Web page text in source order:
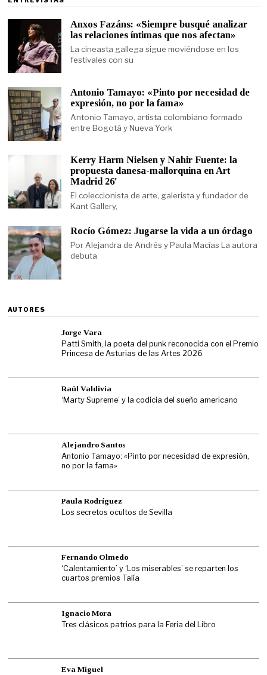
Anxos Fazáns: «Siempre busqué analizar
las relaciones íntimas que nos afectan»
La cineasta gallega sigue moviéndose en los
festivales con su
Antonio Tamayo: «Pinto por necesidad de
expresión, no por la fama»
Antonio Tamayo, artista colombiano formado
entre Bogotá y Nueva York
Kerry Harm Nielsen y Nahir Fuente: la
propuesta danesa-mallorquina en Art
Madrid 26′
El coleccionista de arte, galerista y fundador de
Kant Gallery,
Rocío Gómez: Jugarse la vida a un órdago
Por Alejandra de Andrés y Paula Macías La autora
debuta
AUTORES
Jorge Vara
Patti Smith, la poeta del punk reconocida con el Premio
Princesa de Asturias de las Artes 2026
Raúl Valdivia
‘Marty Supreme’ y la codicia del sueño americano
Alejandro Santos
Antonio Tamayo: «Pinto por necesidad de expresión,
no por la fama»
Paula Rodríguez
Los secretos ocultos de Sevilla
Fernando Olmedo
‘Calentamiento’ y ‘Los miserables’ se reparten los
cuartos premios Talía
Ignacio Mora
Tres clásicos patrios para la Feria del Libro
Eva Miguel